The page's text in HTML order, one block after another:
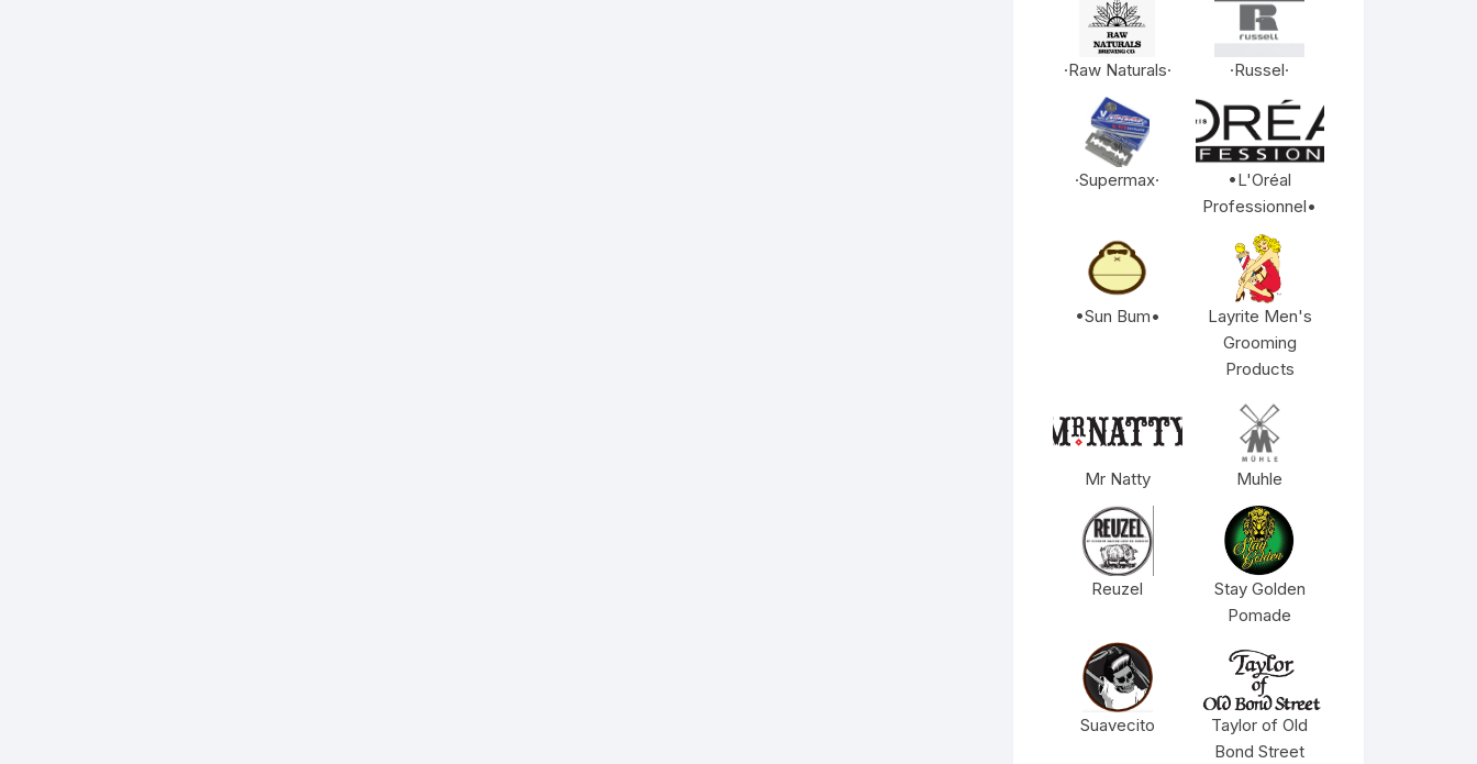
·Raw Naturals· ·Russel·
·Supermax·
•L'Oréal
Professionnel•
•Sun Bum•
Layrite Men's
Grooming
Products
Mr Natty Muhle
Reuzel
Stay Golden
Pomade
Suavecito
Taylor of Old
Bond Street